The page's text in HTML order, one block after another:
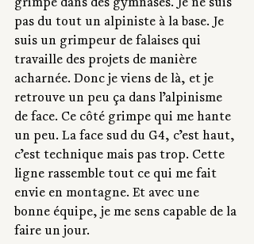
grimpe dans des gymnases. Je ne suis
pas du tout un alpiniste à la base. Je
suis un grimpeur de falaises qui
travaille des projets de manière
acharnée. Donc je viens de là, et je
retrouve un peu ça dans l’alpinisme
de face. Ce côté grimpe qui me hante
un peu. La face sud du G4, c’est haut,
c’est technique mais pas trop. Cette
ligne rassemble tout ce qui me fait
envie en montagne. Et avec une
bonne équipe, je me sens capable de la
faire un jour.